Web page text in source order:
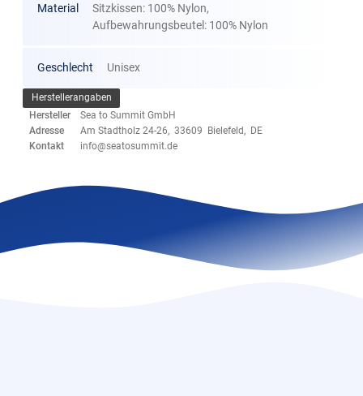
Material
Sitzkissen: 100% Nylon,
Aufbewahrungsbeutel: 100% Nylon
Geschlecht Unisex
Herstellerangaben
Hersteller
Sea to Summit GmbH
Adresse
Am Stadtholz 24-26, 33609 Bielefeld, DE
Kontakt
info@seatosummit.de